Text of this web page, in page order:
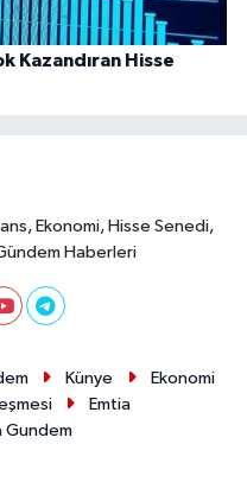
Kazandıran Hisse
Ekonomi, Hisse Senedi,
Haberleri
Künye
Ekonomi
Emtia
Gundem